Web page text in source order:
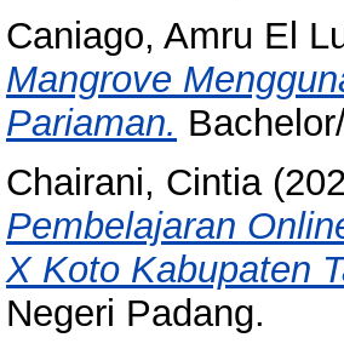
Caniago, Amru El
Mangrove
Pariaman.
Chairani, Cintia
Pembelajaran
X Koto Kabupaten
Negeri Padang.